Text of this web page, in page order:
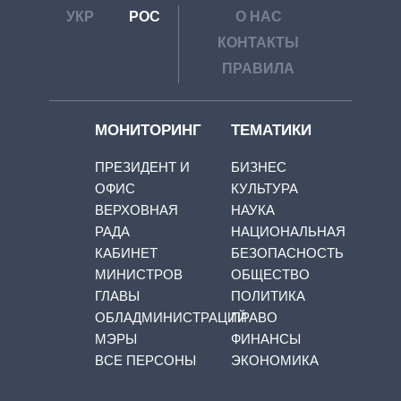
УКР РОС
О НАС
КОНТАКТЫ
ПРАВИЛА
МОНИТОРИНГ
ПРЕЗИДЕНТ И
ОФИС
ВЕРХОВНАЯ
РАДА
КАБИНЕТ
МИНИСТРОВ
ГЛАВЫ
ОБЛАДМИНИСТРАЦИЙ
МЭРЫ
ВСЕ ПЕРСОНЫ
ТЕМАТИКИ
БИЗНЕС
КУЛЬТУРА
НАУКА
НАЦИОНАЛЬНАЯ
БЕЗОПАСНОСТЬ
ОБЩЕСТВО
ПОЛИТИКА
ПРАВО
ФИНАНСЫ
ЭКОНОМИКА